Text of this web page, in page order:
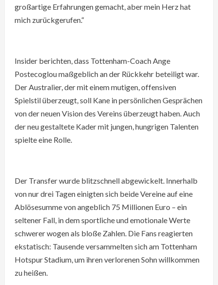
großartige Erfahrungen gemacht, aber mein Herz hat
mich zurückgerufen.“
Insider berichten, dass Tottenham-Coach Ange
Postecoglou maßgeblich an der Rückkehr beteiligt war.
Der Australier, der mit einem mutigen, offensiven
Spielstil überzeugt, soll Kane in persönlichen Gesprächen
von der neuen Vision des Vereins überzeugt haben. Auch
der neu gestaltete Kader mit jungen, hungrigen Talenten
spielte eine Rolle.
Der Transfer wurde blitzschnell abgewickelt. Innerhalb
von nur drei Tagen einigten sich beide Vereine auf eine
Ablösesumme von angeblich 75 Millionen Euro – ein
seltener Fall, in dem sportliche und emotionale Werte
schwerer wogen als bloße Zahlen. Die Fans reagierten
ekstatisch: Tausende versammelten sich am Tottenham
Hotspur Stadium, um ihren verlorenen Sohn willkommen
zu heißen.